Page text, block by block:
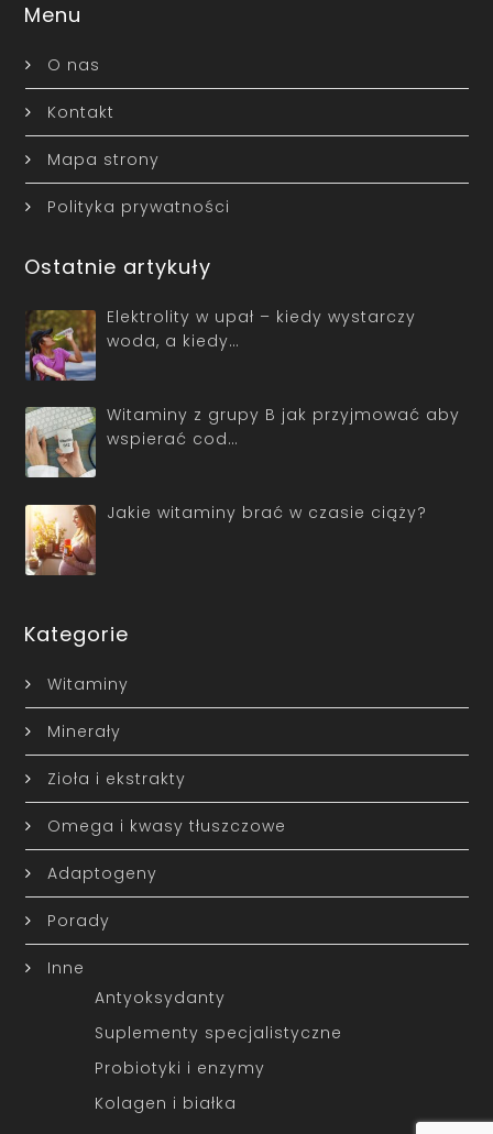
Menu
O nas
Kontakt
Mapa strony
Polityka prywatności
Ostatnie artykuły
Elektrolity w upał – kiedy wystarczy
woda, a kiedy…
Witaminy z grupy B jak przyjmować aby
wspierać cod…
Jakie witaminy brać w czasie ciąży?
Kategorie
Witaminy
Minerały
Zioła i ekstrakty
Omega i kwasy tłuszczowe
Adaptogeny
Porady
Inne
Antyoksydanty
Suplementy specjalistyczne
Probiotyki i enzymy
Kolagen i białka